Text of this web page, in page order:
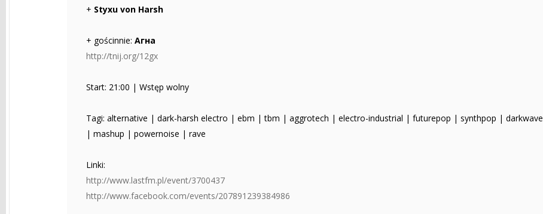
+ Styxu von Harsh
+ gościnnie: Aгнa
http://tnij.org/12gx
Start: 21:00 | Wstęp wolny
Tagi: alternative | dark-harsh electro | ebm | tbm | aggrotech | electro-industrial | futurepop | synthpop | darkwave
| mashup | powernoise | rave
Linki:
http://www.lastfm.pl/event/3700437
http://www.facebook.com/events/207891239384986